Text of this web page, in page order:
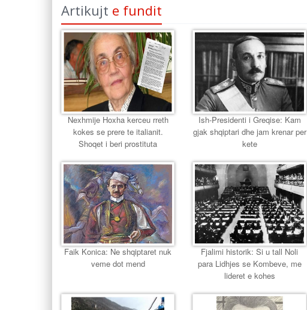
Artikujt e fundit
Nexhmije Hoxha kerceu rreth
kokes se prere te italianit.
Shoqet i beri prostituta
Ish-Presidenti i Greqise: Kam
gjak shqiptari dhe jam krenar per
kete
Faik Konica: Ne shqiptaret nuk
veme dot mend
Fjalimi historik: Si u tall Noli
para Lidhjes se Kombeve, me
lideret e kohes